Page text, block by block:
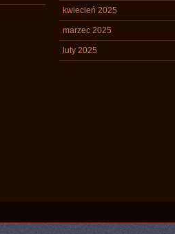
kwiecień 2025
marzec 2025
luty 2025